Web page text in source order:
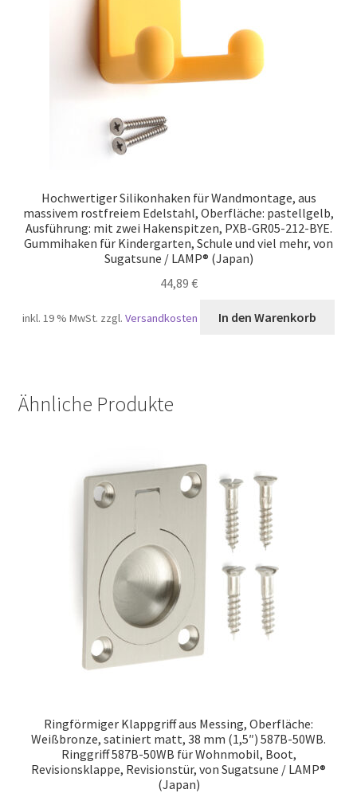
Hochwertiger Silikonhaken für Wandmontage, aus
massivem rostfreiem Edelstahl, Oberfläche: pastellgelb,
Ausführung: mit zwei Hakenspitzen, PXB-GR05-212-BYE.
Gummihaken für Kindergarten, Schule und viel mehr, von
Sugatsune / LAMP® (Japan)
44,89 €
inkl. 19 % MwSt. zzgl.Versandkosten In den Warenkorb
Ähnliche Produkte
Ringförmiger Klappgriff aus Messing, Oberfläche:
Weißbronze, satiniert matt, 38 mm (1,5″) 587B-50WB.
Ringgriff 587B-50WB für Wohnmobil, Boot,
Revisionsklappe, Revisionstür, von Sugatsune / LAMP®
(Japan)